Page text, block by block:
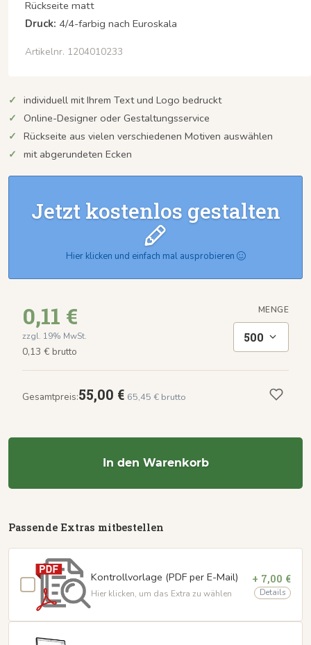
Rückseite matt
Druck: 4/4-farbig nach Euroskala
Artikelnr. 1204010233
individuell mit Ihrem Text und Logo bedruckt
Online-Designer oder Gestaltungsservice
Rückseite aus vielen verschiedenen Motiven auswählen
mit abgerundeten Ecken
Hier klicken und einfach mal ausprobieren
0,11 €
zzgl. 19% MwSt.
0,13 € brutto
MENGE
500
Gesamtpreis:55,00 € 65,45 € brutto
In den Warenkorb
Passende Extras mitbestellen
Kontrollvorlage (PDF per E-Mail)
Hier klicken, um das Extra zu wählen
+ 7,00 €
Details